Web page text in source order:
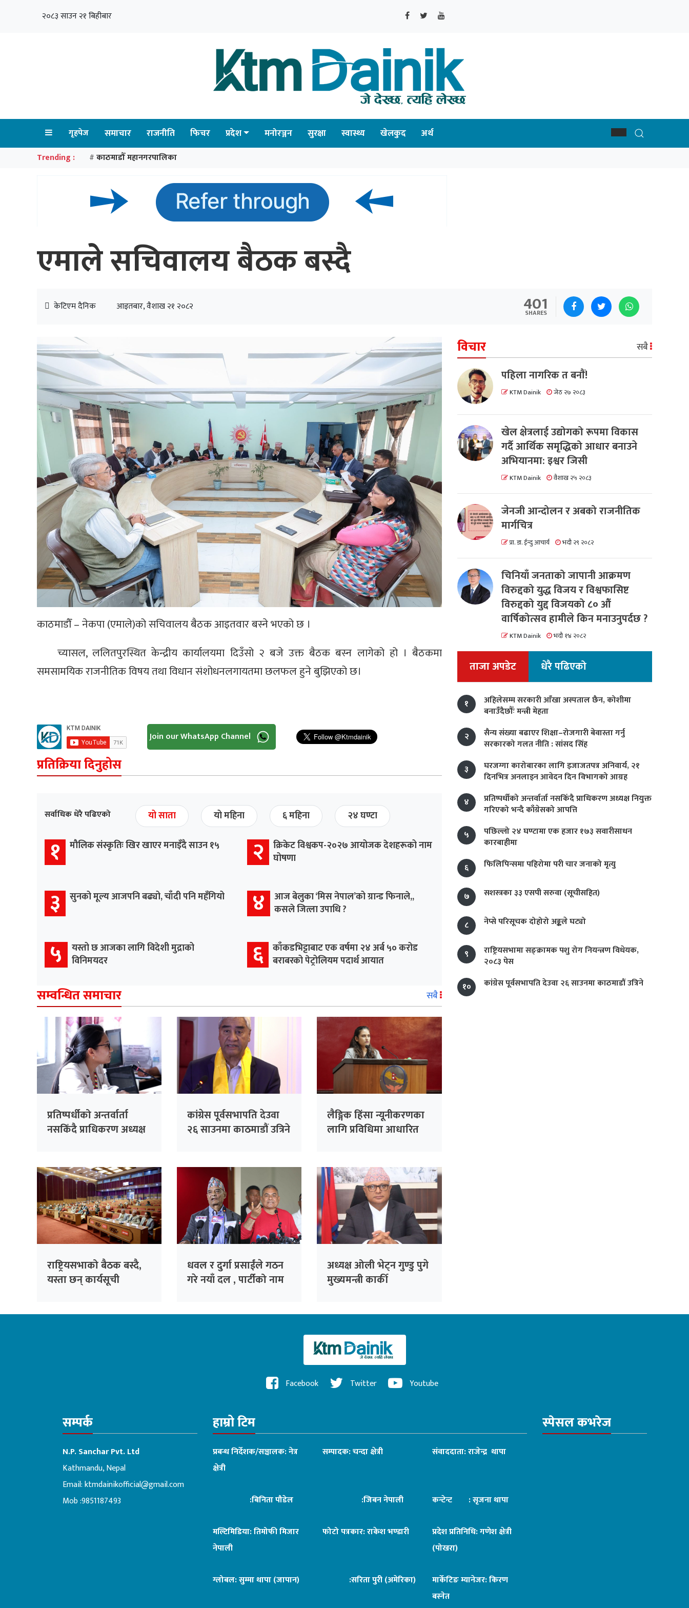
२०८३ साउन २१ बिहीबार
गृहपेज समाचार राजनीति फिचर प्रदेश मनोरञ्जन सुरक्षा स्वास्थ्य खेलकुद अर्थ
Trending : # काठमाडौँ महानगरपालिका
एमाले सचिवालय बैठक बस्दै
केटिएम दैनिक आइतबार, वैशाख २१ २०८२ 401
SHARES
काठमाडौँ – नेकपा (एमाले)को सचिवालय बैठक आइतवार बस्ने भएको छ ।
च्यासल, ललितपुरस्थित केन्द्रीय कार्यालयमा दिउँसो २ बजे उक्त बैठक बस्न लागेको हो । बैठकमा
समसामयिक राजनीतिक विषय तथा विधान संशोधनलगायतमा छलफल हुने बुझिएको छ।
Join our WhatsApp Channel
प्रतिक्रिया दिनुहोस
सर्वाधिक धेरै पढिएको यो साता यो महिना ६ महिना २४ घण्टा
१ मौलिक संस्कृतिः खिर खाएर मनाइँदै साउन १५ २
क्रिकेट विश्वकप-२०२७ आयोजक देशहरूको नाम
घोषणा
३ सुनको मूल्य आजपनि बढ्यो, चाँदी पनि महँगियो ४
आज बेलुका ‘मिस नेपाल’को ग्रान्ड फिनाले,,
कसले जित्ला उपाधि ?
५
यस्तो छ आजका लागि विदेशी मुद्राको
विनिमयदर
६ काँकडभिट्टाबाट एक वर्षमा २४ अर्ब ५० करोड
बराबरको पेट्रोलियम पदार्थ आयात
सम्वन्धित समाचार सबै
प्रतिष्पर्धीको अन्तर्वार्ता
नसकिँदै प्राधिकरण अध्यक्ष
कांग्रेस पूर्वसभापति देउवा
२६ साउनमा काठमाडौं उत्रिने
लैङ्गिक हिंसा न्यूनीकरणका
लागि प्रविधिमा आधारित
राष्ट्रियसभाको बैठक बस्दै,
यस्ता छन् कार्यसूची
धवल र दुर्गा प्रसाईंले गठन
गरे नयाँ दल , पार्टीको नाम
अध्यक्ष ओली भेट्न गुण्डु पुगे
मुख्यमन्त्री कार्की
विचार सबै
पहिला नागरिक त बनाैं!
KTM Dainik जेठ २७ २०८३
खेल क्षेत्रलाई उद्योगको रूपमा विकास
गर्दै आर्थिक समृद्धिको आधार बनाउने
अभियानमा: इश्वर जिसी
KTM Dainik वैशाख २५ २०८३
जेनजी आन्दोलन र अबको राजनीतिक
मार्गचित्र
प्रा. डा. ईन्दु आचार्य भदौ २९ २०८२
चिनियाँ जनताको जापानी आक्रमण
विरुद्दको युद्ध विजय र विश्वफासिष्ट
विरुद्दको युद्द विजयको ८० औं
वार्षिकोत्सव हामीले किन मनाउनुपर्दछ ?
KTM Dainik भदौ १४ २०८२
ताजा अपडेट धेरै पढिएको
१
अहिलेसम्म सरकारी आँखा अस्पताल छैन, कोशीमा
बनाउँदैछौँः मन्त्री मेहता
२
सैन्य संख्या बढाएर शिक्षा–रोजगारी बेवास्ता गर्नु
सरकारको गलत नीति : सांसद सिंह
३
घरजग्गा कारोबारका लागि इजाजतपत्र अनिवार्य, २१
दिनभित्र अनलाइन आवेदन दिन विभागको आग्रह
४
प्रतिष्पर्धीको अन्तर्वार्ता नसकिँदै प्राधिकरण अध्यक्ष नियुक्त
गरिएको भन्दै काँग्रेसको आपत्ति
५
पछिल्लो २४ घण्टामा एक हजार १७३ सवारीसाधन
कारबाहीमा
६
फिलिपिन्समा पहिरोमा परी चार जनाको मृत्यु
७ सशस्त्रका ३३ एसपी सरुवा (सूचीसहित)
८ नेप्से परिसूचक दोहोरो अङ्कले घट्यो
९
राष्ट्रियसभामा सङ्क्रामक पशु रोग नियन्त्रण विधेयक,
२०८३ पेस
१०
कांग्रेस पूर्वसभापति देउवा २६ साउनमा काठमाडौं उत्रिने
Facebook Twitter Youtube
सम्पर्क
N.P. Sanchar Pvt. Ltd
Kathmandu, Nepal
Email:ktmdainikofficial@gmail.com
Mob :9851187493
हाम्रो टिम
प्रबन्ध निर्देशक/सञ्चालक: नेत्र
क्षेत्री
सम्पादक: चन्दा क्षेत्री संवाददाता: राजेन्द्र थापा
:बिनिता पौडेल :जिबन नेपाली कन्टेन्ट : सृजना थापा
मल्टिमिडिया: तिमोफी मिजार
नेपाली
फोटो पत्रकार: राकेश भण्डारी
प्रदेश प्रतिनिधि: गणेश क्षेत्री
(पोखरा)
ग्लोबल: सुम्मा थापा (जापान) :सरिता पुरी (अमेरिका)
मार्केटिङ म्यानेजर: किरण
बस्नेत
स्पेसल कभरेज